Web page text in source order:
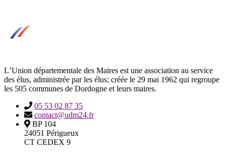
LʼUnion départementale des Maires est une association au service
des élus, administrée par les élus; créée le 29 mai 1962 qui regroupe
les 505 communes de Dordogne et leurs maires.
05 53 02 87 35
contact@udm24.fr
BP 104
24051 Périgueux
CT CEDEX 9